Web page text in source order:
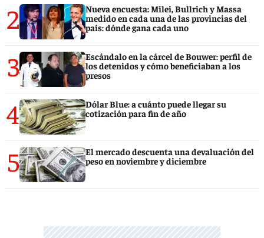
2
Nueva encuesta: Milei, Bullrich y Massa
medido en cada una de las provincias del
país: dónde gana cada uno
3
Escándalo en la cárcel de Bouwer: perfil de
los detenidos y cómo beneficiaban a los
presos
4
Dólar Blue: a cuánto puede llegar su
cotización para fin de año
5
El mercado descuenta una devaluación del
peso en noviembre y diciembre